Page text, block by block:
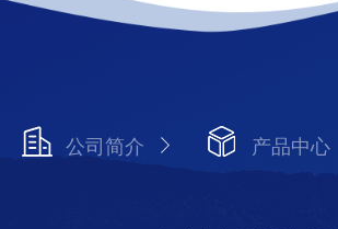
公司简介 产品中心